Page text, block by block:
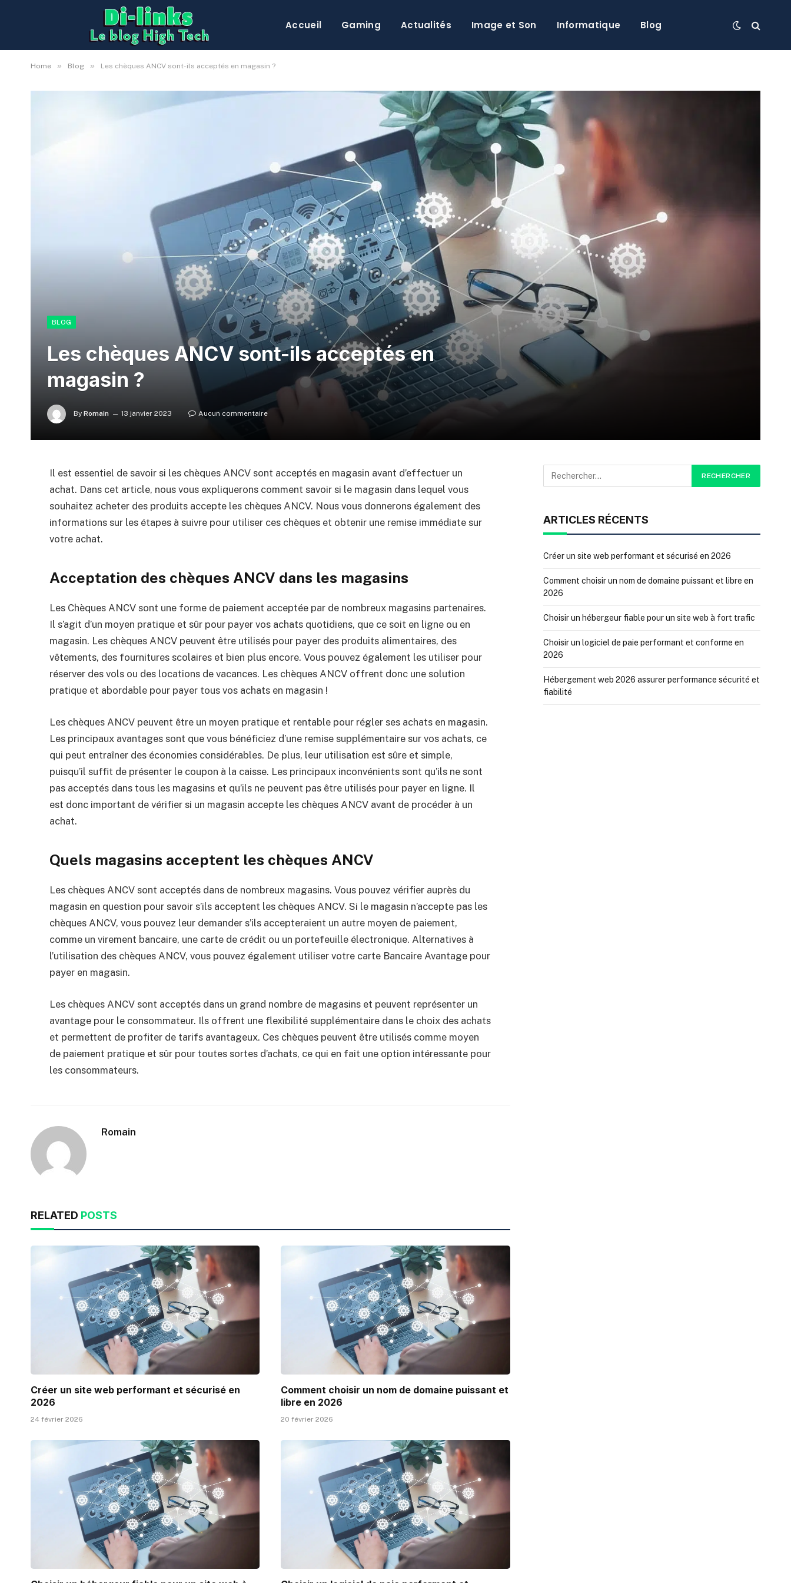
Accueil Gaming Actualités Image et Son Informatique Blog
Home » Blog » Les chèques ANCV sont-ils acceptés en magasin ?
BLOG
Les chèques ANCV sont-ils acceptés en
magasin ?
By Romain 13 janvier 2023 Aucun commentaire
Il est essentiel de savoir si les chèques ANCV sont acceptés en magasin avant d’effectuer un
achat. Dans cet article, nous vous expliquerons comment savoir si le magasin dans lequel vous
souhaitez acheter des produits accepte les chèques ANCV. Nous vous donnerons également des
informations sur les étapes à suivre pour utiliser ces chèques et obtenir une remise immédiate sur
votre achat.
Acceptation des chèques ANCV dans les magasins
Les Chèques ANCV sont une forme de paiement acceptée par de nombreux magasins partenaires.
Il s’agit d’un moyen pratique et sûr pour payer vos achats quotidiens, que ce soit en ligne ou en
magasin. Les chèques ANCV peuvent être utilisés pour payer des produits alimentaires, des
vêtements, des fournitures scolaires et bien plus encore. Vous pouvez également les utiliser pour
réserver des vols ou des locations de vacances. Les chèques ANCV offrent donc une solution
pratique et abordable pour payer tous vos achats en magasin !
Les chèques ANCV peuvent être un moyen pratique et rentable pour régler ses achats en magasin.
Les principaux avantages sont que vous bénéficiez d’une remise supplémentaire sur vos achats, ce
qui peut entraîner des économies considérables. De plus, leur utilisation est sûre et simple,
puisqu’il suffit de présenter le coupon à la caisse. Les principaux inconvénients sont qu’ils ne sont
pas acceptés dans tous les magasins et qu’ils ne peuvent pas être utilisés pour payer en ligne. Il
est donc important de vérifier si un magasin accepte les chèques ANCV avant de procéder à un
achat.
Quels magasins acceptent les chèques ANCV
Les chèques ANCV sont acceptés dans de nombreux magasins. Vous pouvez vérifier auprès du
magasin en question pour savoir s’ils acceptent les chèques ANCV. Si le magasin n’accepte pas les
chèques ANCV, vous pouvez leur demander s’ils accepteraient un autre moyen de paiement,
comme un virement bancaire, une carte de crédit ou un portefeuille électronique. Alternatives à
l’utilisation des chèques ANCV, vous pouvez également utiliser votre carte Bancaire Avantage pour
payer en magasin.
Les chèques ANCV sont acceptés dans un grand nombre de magasins et peuvent représenter un
avantage pour le consommateur. Ils offrent une flexibilité supplémentaire dans le choix des achats
et permettent de profiter de tarifs avantageux. Ces chèques peuvent être utilisés comme moyen
de paiement pratique et sûr pour toutes sortes d’achats, ce qui en fait une option intéressante pour
les consommateurs.
Romain
RELATED POSTS
Créer un site web performant et sécurisé en
2026
24 février 2026
Comment choisir un nom de domaine puissant et
libre en 2026
20 février 2026
ARTICLES RÉCENTS
Créer un site web performant et sécurisé en 2026
Comment choisir un nom de domaine puissant et libre en
2026
Choisir un hébergeur fiable pour un site web à fort trafic
Choisir un logiciel de paie performant et conforme en
2026
Hébergement web 2026 assurer performance sécurité et
fiabilité